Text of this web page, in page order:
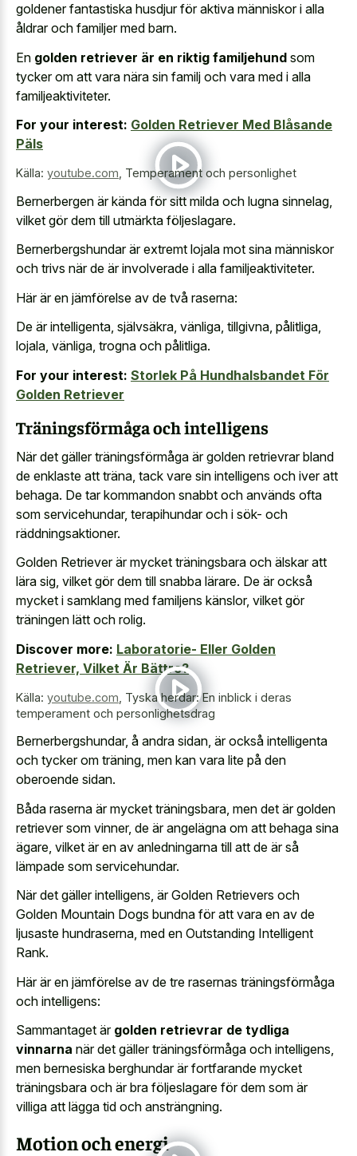
goldener fantastiska husdjur för aktiva människor i alla
åldrar och familjer med barn.
En golden retriever är en riktig familjehund som
tycker om att vara nära sin familj och vara med i alla
familjeaktiviteter.
For your interest: Golden Retriever Med Blåsande
Päls
Källa: youtube.com Temperament och personlighet
Bernerbergen är kända för sitt milda och lugna sinnelag,
vilket gör dem till utmärkta följeslagare.
Bernerbergshundar är extremt lojala mot sina människor
och trivs när de är involverade i alla familjeaktiviteter.
Här är en jämförelse av de två raserna:
De är intelligenta, självsäkra, vänliga, tillgivna, pålitliga,
lojala, vänliga, trogna och pålitliga.
For your interest: Storlek På Hundhalsbandet För
Golden Retriever
Träningsförmåga och intelligens
När det gäller träningsförmåga är golden retrievrar bland
de enklaste att träna, tack vare sin intelligens och iver att
behaga. De tar kommandon snabbt och används ofta
som servicehundar, terapihundar och i sök- och
räddningsaktioner.
Golden Retriever är mycket träningsbara och älskar att
lära sig, vilket gör dem till snabba lärare. De är också
mycket i samklang med familjens känslor, vilket gör
träningen lätt och rolig.
Discover more: Laboratorie- Eller Golden
Retriever, Vilket Är Bättre?
Källa: youtube.com Tyska herdar: En inblick i deras
temperament och personlighetsdrag
Bernerbergshundar, å andra sidan, är också intelligenta
och tycker om träning, men kan vara lite på den
oberoende sidan.
Båda raserna är mycket träningsbara, men det är golden
retriever som vinner, de är angelägna om att behaga sina
ägare, vilket är en av anledningarna till att de är så
lämpade som servicehundar.
När det gäller intelligens, är Golden Retrievers och
Golden Mountain Dogs bundna för att vara en av de
ljusaste hundraserna, med en Outstanding Intelligent
Rank.
Här är en jämförelse av de tre rasernas träningsförmåga
och intelligens:
Sammantaget är golden retrievrar de tydliga
vinnarna när det gäller träningsförmåga och intelligens,
men bernesiska berghundar är fortfarande mycket
träningsbara och är bra följeslagare för dem som är
villiga att lägga tid och ansträngning.
Motion och energi